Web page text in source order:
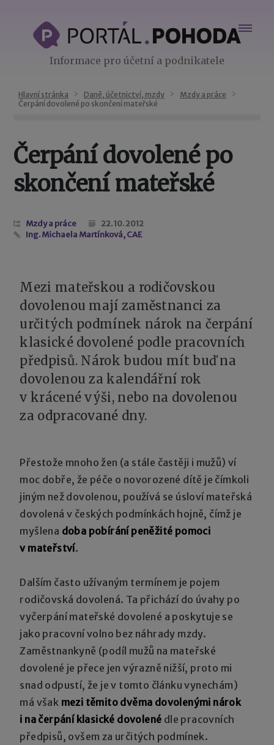
Informace pro účetní a podnikatele
Hlavní stránka Daně, účetnictví, mzdy
Mzdy a práce
Čerpání dovolené po skončení mateřské
Čerpání dovolené po
skončení mateřské
Mzdy a práce
22. 10. 2012
Ing. Michaela Martínková, CAE
Mezi mateřskou a rodičovskou
dovolenou mají zaměstnanci za
určitých podmínek nárok na čerpání
klasické dovolené podle pracovních
předpisů. Nárok budou mít buď na
dovolenou za kalendářní rok
v krácené výši, nebo na dovolenou
za odpracované dny.
Přestože mnoho žen (a stále častěji i mužů) ví
moc dobře, že péče o novorozené dítě je čímkoli
jiným než dovolenou, používá se úsloví mateřská
dovolená v českých podmínkách hojně, čímž je
myšlena doba pobírání peněžité pomoci
v mateřství.
Dalším často užívaným termínem je pojem
rodičovská dovolená. Ta přichází do úvahy po
vyčerpání mateřské dovolené a poskytuje se
jako pracovní volno bez náhrady mzdy.
Zaměstnankyně (podíl mužů na mateřské
dovolené je přece jen výrazně nižší, proto mi
snad odpustí, že je v tomto článku vynechám)
má však mezi těmito dvěma dovolenými nárok
i na čerpání klasické dovolené dle pracovních
předpisů, ovšem za určitých podmínek.